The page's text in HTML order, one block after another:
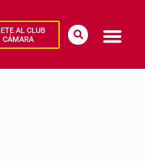
AL CLUB
CÁMARA